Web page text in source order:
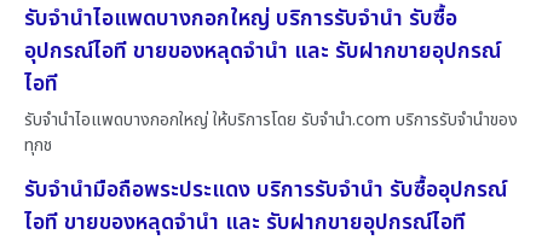
รับจำนำไอแพดบางกอกใหญ่ บริการรับจำนำ รับซื้อ
อุปกรณ์ไอที ขายของหลุดจำนำ และ รับฝากขายอุปกรณ์
ไอที
รับจำนำไอแพดบางกอกใหญ่ ให้บริการโดย รับจํานํา.com บริการรับจำนำของ
ทุกช
รับจำนำมือถือพระประแดง บริการรับจำนำ รับซื้ออุปกรณ์
ไอที ขายของหลุดจำนำ และ รับฝากขายอุปกรณ์ไอที